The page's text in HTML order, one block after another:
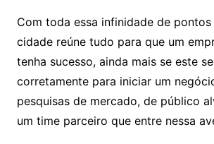
Com toda essa infinidade de
cidade reúne tudo para que um
tenha sucesso, ainda mais se este
corretamente para iniciar um
pesquisas de mercado, de público
um time parceiro que entre nessa